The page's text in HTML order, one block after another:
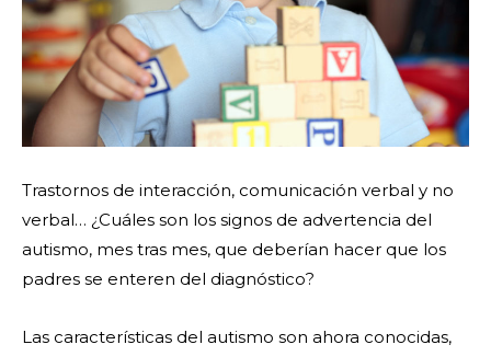
Trastornos de interacción, comunicación verbal y no
verbal… ¿Cuáles son los signos de advertencia del
autismo, mes tras mes, que deberían hacer que los
padres se enteren del diagnóstico?
Las características del autismo son ahora conocidas,